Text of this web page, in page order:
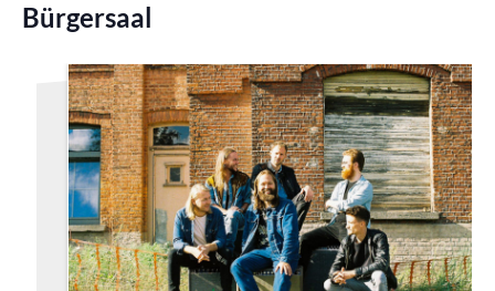
Bürgersaal